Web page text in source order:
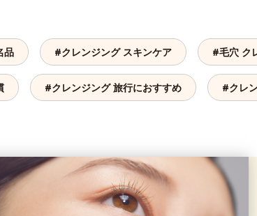
品 #クレンジング スキンケア #毛穴 ク
#クレンジング 旅行におすすめ #クレ